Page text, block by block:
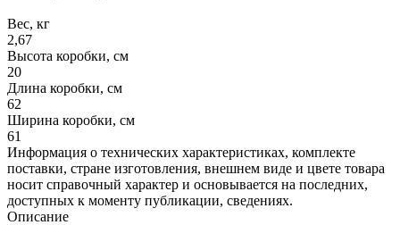
Вес, кг
2,67
Высота коробки, см
20
Длина коробки, см
62
Ширина коробки, см
61
Информация о технических характеристиках, комплекте
поставки, стране изготовления, внешнем виде и цвете товара
носит справочный характер и основывается на последних,
доступных к моменту публикации, сведениях.
Описание